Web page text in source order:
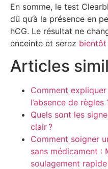
En somme, le test
dû qu’à la présence en
hCG. Le résultat ne
enceinte et serez bientôt
Articles
Comment
l’absence de règles
Quels sont les
clair ?
Comment soigner
sans médicament :
soulagement rapide